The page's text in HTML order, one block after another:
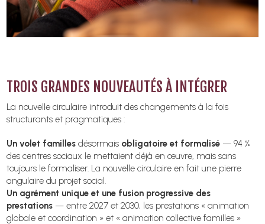
TROIS GRANDES NOUVEAUTÉS À INTÉGRER
La nouvelle circulaire introduit des changements à la fois
structurants et pragmatiques :
Un volet familles désormais obligatoire et formalisé — 94 %
des centres sociaux le mettaient déjà en œuvre, mais sans
toujours le formaliser. La nouvelle circulaire en fait une pierre
angulaire du projet social.
Un agrément unique et une fusion progressive des
prestations — entre 2027 et 2030, les prestations « animation
globale et coordination » et « animation collective familles »